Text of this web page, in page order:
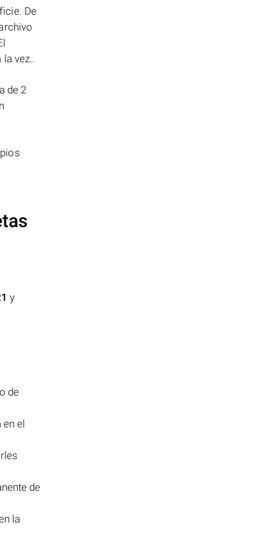
De
vez..
de 2
y
de
el
de
la